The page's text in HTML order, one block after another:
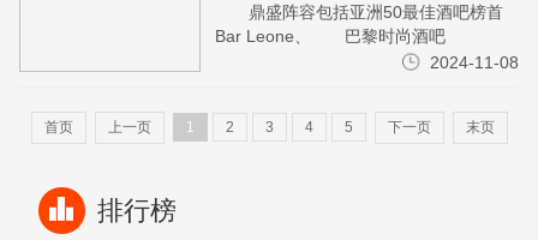
利客席调酒师”活动
鼎盛阵容包括亚洲50最佳酒吧榜首
Bar Leone、 巴黎时尚酒吧
CopperBay、英国Top 50 Cocktail Bars
2024-11-08
首页 上一页 1 2 3 4 5 下一页 末页
排行榜